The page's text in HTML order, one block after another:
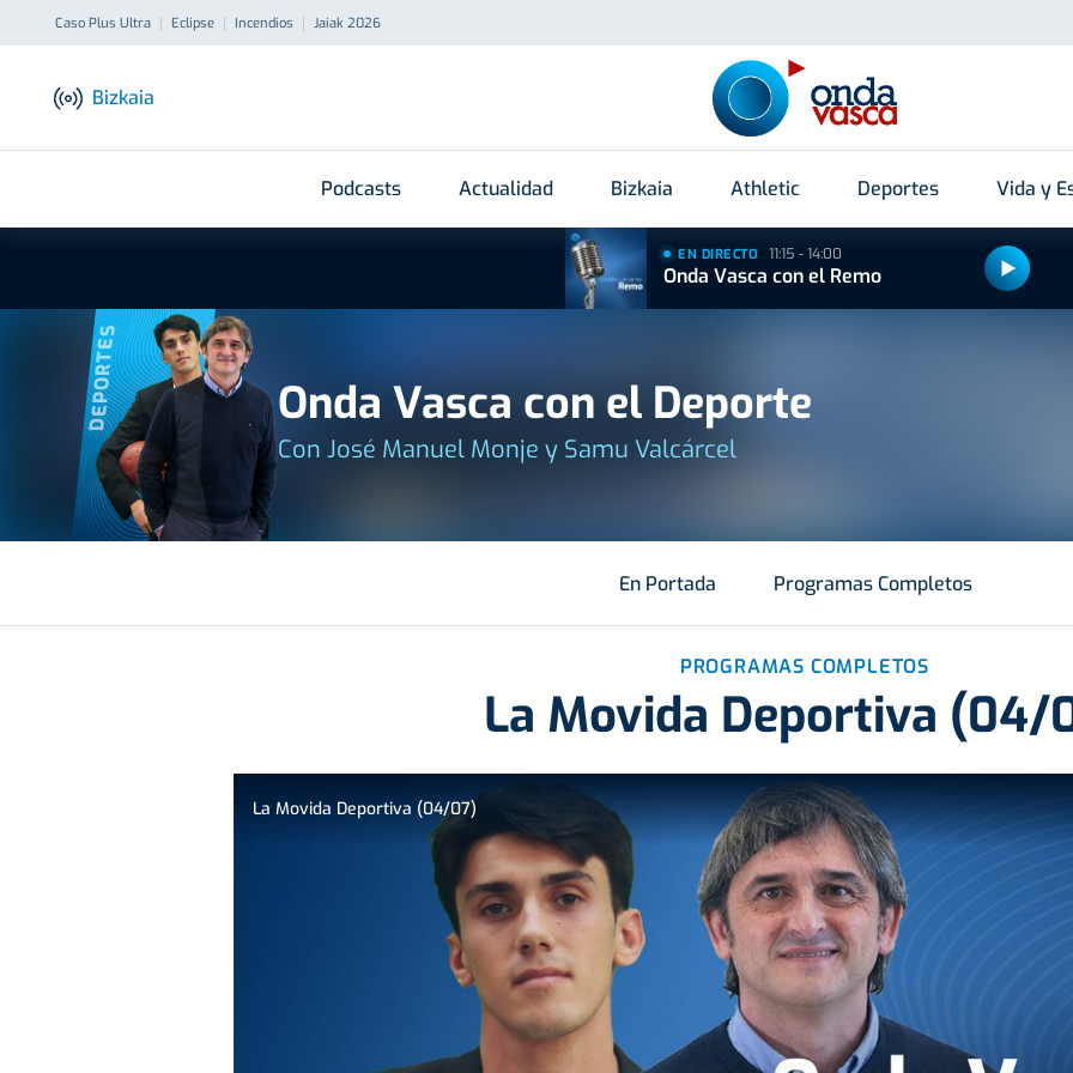
Caso Plus Ultra Eclipse Incendios Jaiak 2026
Bizkaia
Podcasts Actualidad Bizkaia Athletic Deportes Vida y
EN DIRECTO 11:15 - 14:00
Onda Vasca con el Remo
DEPORTES Onda Vasca con el Deporte
Con José Manuel Monje y Samu Valcárcel
En Portada Programas Completos
PROGRAMAS COMPLETOS
La Movida Deportiva (04/
La Movida Deportiva (04/07)